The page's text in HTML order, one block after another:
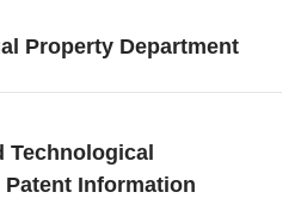
Property Department
Technological
Information